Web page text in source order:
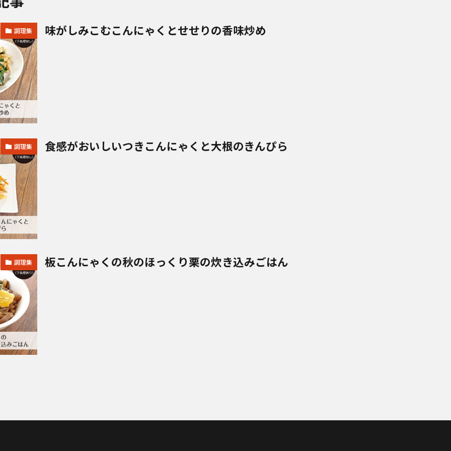
調理集 味がしみこむこんにゃくとせせりの香味炒め
調理集 食感がおいしいつきこんにゃくと大根のきんぴら
調理集 板こんにゃくの秋のほっくり栗の炊き込みごはん